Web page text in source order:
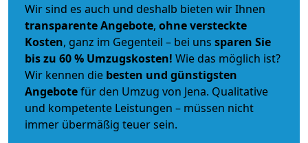
Wir sind es auch und deshalb bieten wir Ihnen
transparente Angebote, ohne versteckte
Kosten, ganz im Gegenteil – bei uns sparen Sie
bis zu 60 % Umzugskosten! Wie das möglich ist?
Wir kennen die besten und günstigsten
Angebotefür den Umzug von Jena. Qualitative
und kompetente Leistungen – müssen nicht
immer übermäßig teuer sein.